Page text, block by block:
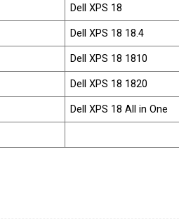
Dell XPS 18
Dell XPS 18 18.4
Dell XPS 18 1810
Dell XPS 18 1820
Dell XPS 18 All in One